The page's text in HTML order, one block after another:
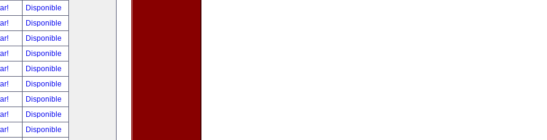
Disponible
Disponible
Disponible
Disponible
Disponible
Disponible
Disponible
Disponible
Disponible